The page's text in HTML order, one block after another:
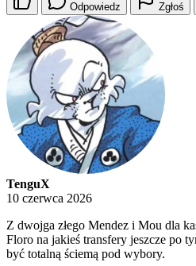
Odpowiedz Zgłoś
TenguX
10 czerwca 2026
Z dwojga złego Mendez i Mou dla
Floro na jakieś transfery jeszcze po
być totalną ściemą pod wybory.